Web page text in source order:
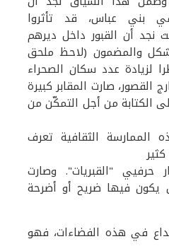
بني عباس، قد تأثروا
نجد أن القبور داخل ديرهم
والمضمون (لاحظ ملحق
لزيادة عدد سكان الصحراء
القصور، صارت المقابر كبيرة
الكتابة من أجل التمكّن من
الممارسة الثقافية تعرف
حرفيي "القبريات". وصارت
يكون فيها ضريح أو أضرحة
في هذه الفضاءات، فهو